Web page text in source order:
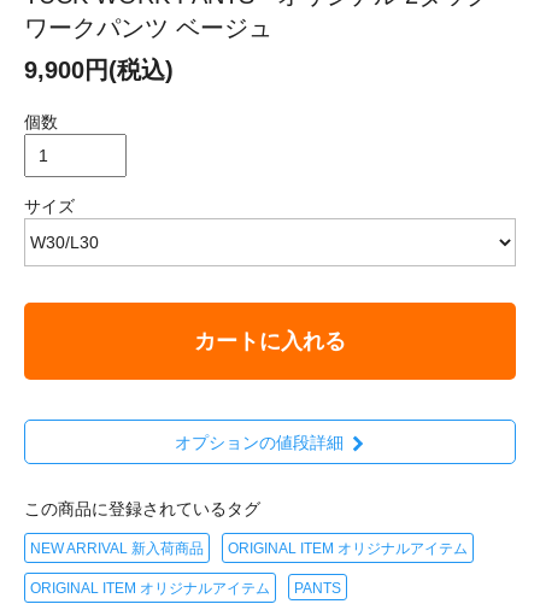
ワークパンツ ベージュ
9,900円(税込)
個数
サイズ
カートに入れる
オプションの値段詳細
この商品に登録されているタグ
NEW ARRIVAL 新入荷商品 ORIGINAL ITEM オリジナルアイテム
ORIGINAL ITEM オリジナルアイテム PANTS